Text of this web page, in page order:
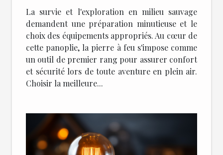
La survie et l'exploration en milieu sauvage
demandent une préparation minutieuse et le
choix des équipements appropriés. Au cœur de
cette panoplie, la pierre à feu s'impose comme
un outil de premier rang pour assurer confort
et sécurité lors de toute aventure en plein air.
Choisir la meilleure...